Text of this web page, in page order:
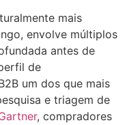
mais
envolve múltiplos
antes de
de
um dos que mais
e triagem de
, compradores